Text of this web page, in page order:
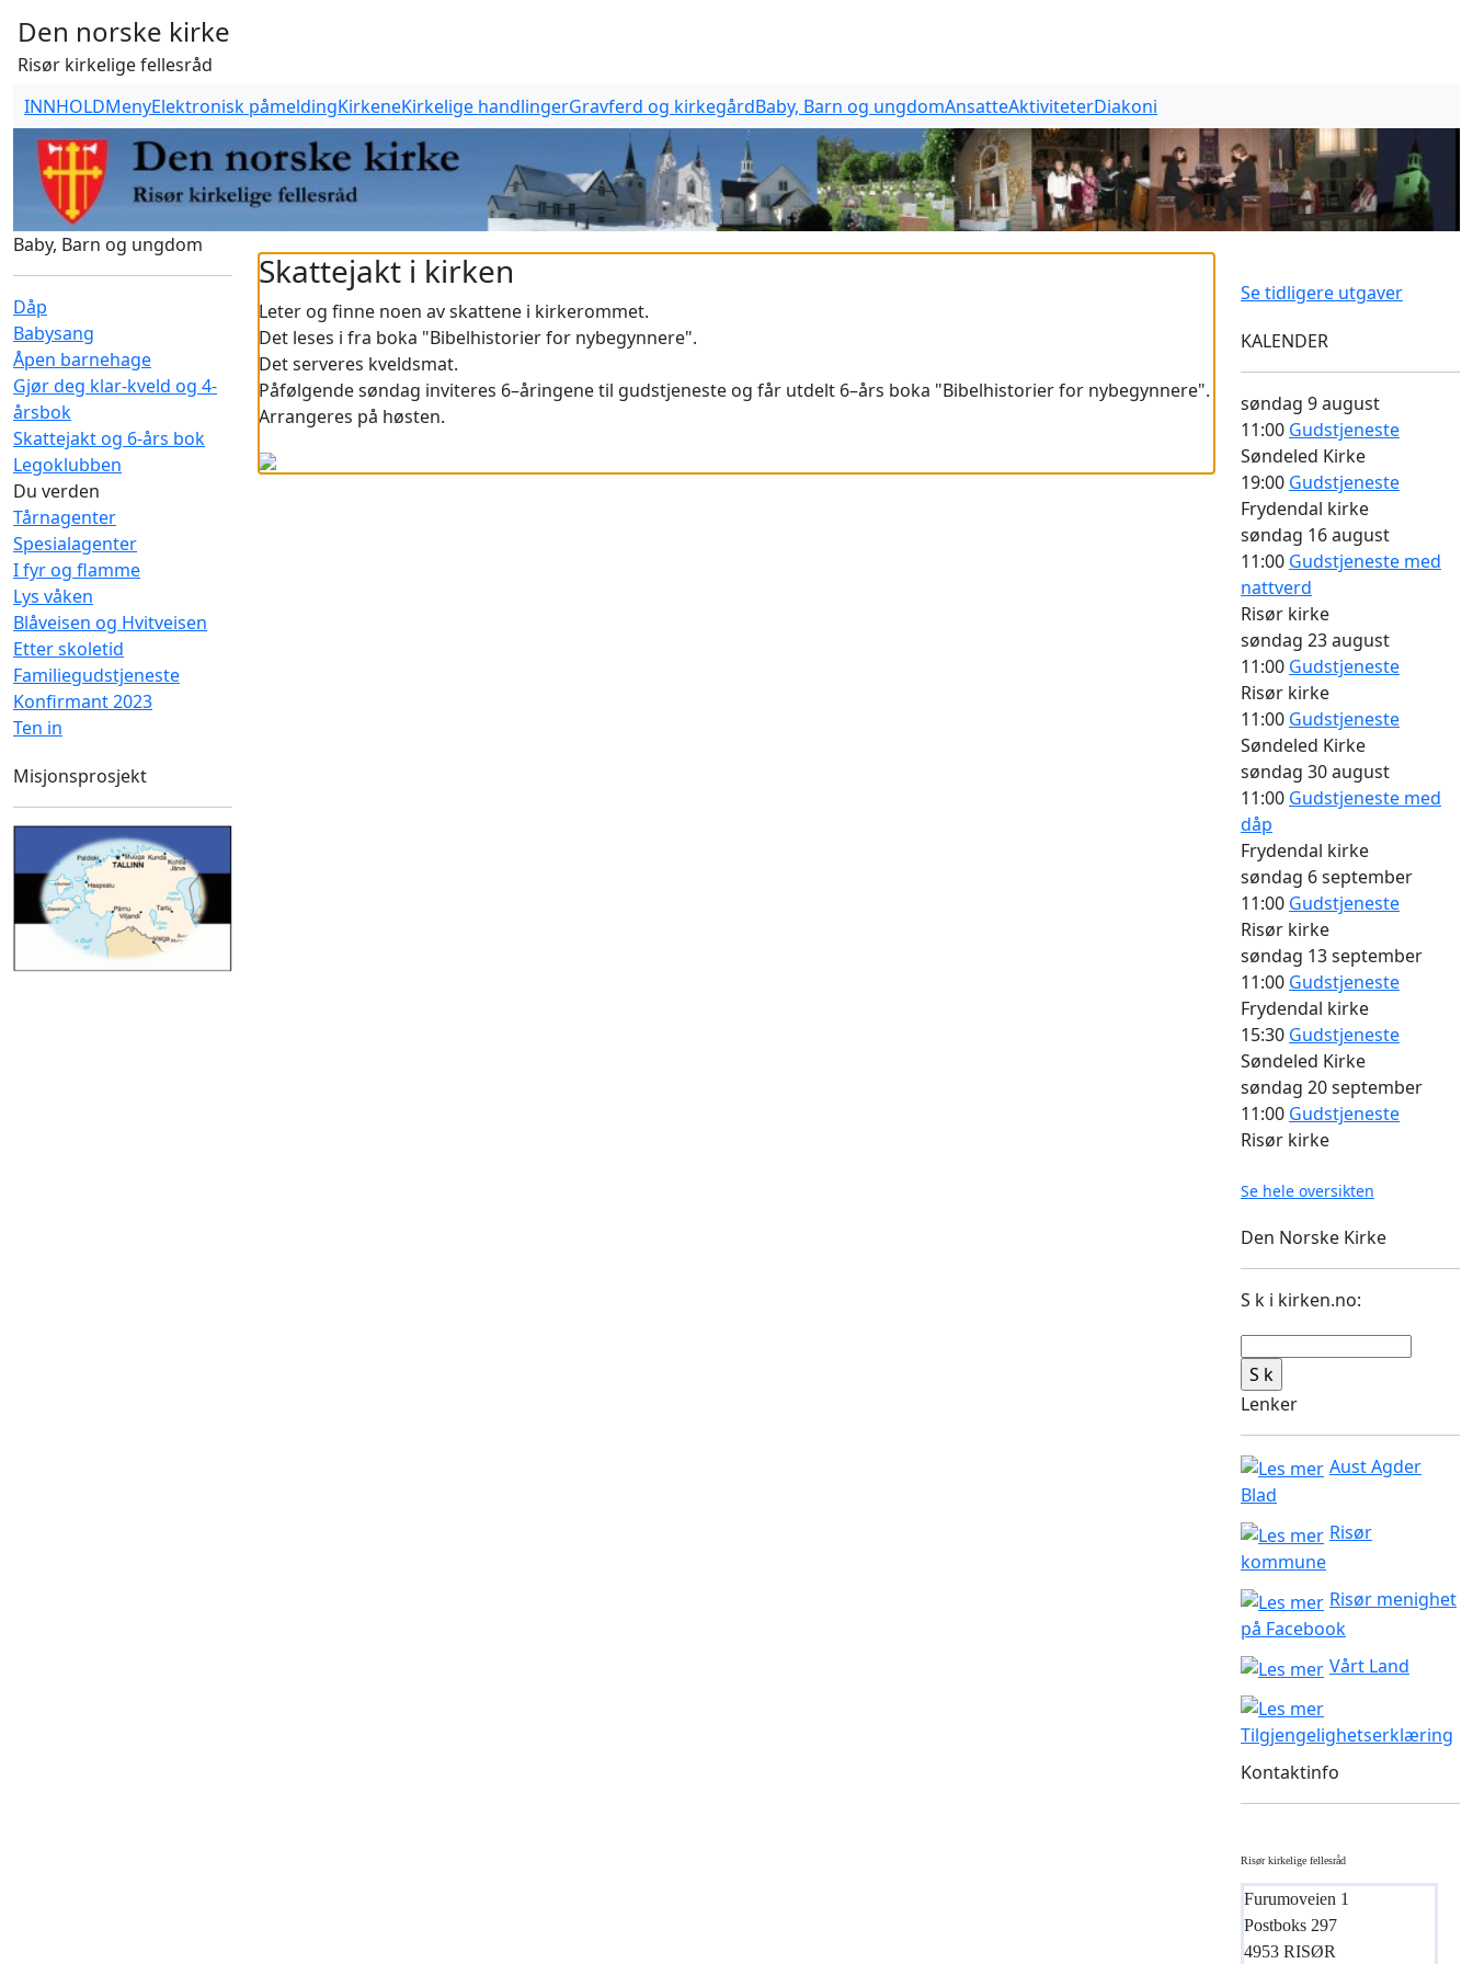
Den norske kirke
Risør kirkelige fellesråd
INNHOLDMenyElektronisk påmeldingKirkeneKirkelige handlingerGravferd og kirkegårdBaby, Barn og ungdomAnsatteAktiviteterDiakoni
Baby, Barn og ungdom
Dåp
Babysang
Åpen barnehage
Gjør deg klar-kveld og 4-
årsbok
Skattejakt og 6-års bok
Legoklubben
Du verden
Tårnagenter
Spesialagenter
I fyr og flamme
Lys våken
Blåveisen og Hvitveisen
Etter skoletid
Familiegudstjeneste
Konfirmant 2023
Ten in
Misjonsprosjekt
Skattejakt i kirken
Leter og finne noen av skattene i kirkerommet.
Det leses i fra boka "Bibelhistorier for nybegynnere".
Det serveres kveldsmat.
Påfølgende søndag inviteres 6–åringene til gudstjeneste og får utdelt 6–års boka "Bibelhistorier for nybegynnere".
Arrangeres på høsten.
Se tidligere utgaver
KALENDER
søndag 9 august
11:00 Gudstjeneste
Søndeled Kirke
19:00 Gudstjeneste
Frydendal kirke
søndag 16 august
11:00 Gudstjeneste med
nattverd
Risør kirke
søndag 23 august
11:00 Gudstjeneste
Risør kirke
11:00 Gudstjeneste
Søndeled Kirke
søndag 30 august
11:00 Gudstjeneste med
dåp
Frydendal kirke
søndag 6 september
11:00 Gudstjeneste
Risør kirke
søndag 13 september
11:00 Gudstjeneste
Frydendal kirke
15:30 Gudstjeneste
Søndeled Kirke
søndag 20 september
11:00 Gudstjeneste
Risør kirke
Se hele oversikten
Den Norske Kirke
S k i kirken.no:
Lenker
Aust Agder
Blad
Risør
kommune
Risør menighet
på Facebook
Vårt Land
Tilgjengelighetserklæring
Kontaktinfo
Risør kirkelige fellesråd
Furumoveien 1
Postboks 297
4953 RISØR